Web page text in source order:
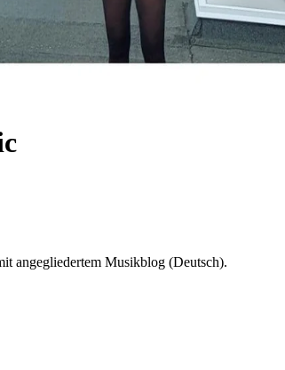
angegliedertem Musikblog (Deutsch).